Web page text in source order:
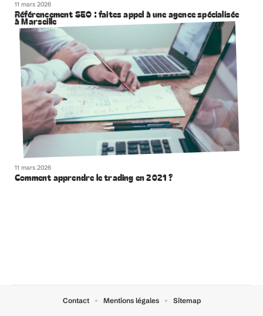
11 mars 2026
Référencement SEO : faites appel à une agence spécialisée
à Marseille
11 mars 2026
Comment apprendre le trading en 2021 ?
Contact Mentions légales Sitemap